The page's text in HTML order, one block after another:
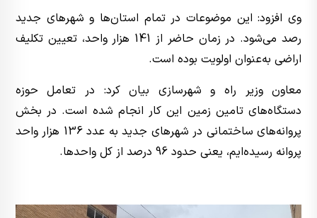
وی افزود: این موضوعات در تمام استان‌ها و شهرهای جدید
رصد می‌شود. در زمان حاضر از 141 هزار واحد، تعیین تکلیف
اراضی به‌عنوان اولویت بوده است.
معاون وزیر راه و شهرسازی بیان کرد: در تعامل حوزه
دستگاه‌های تامین زمین این کار انجام شده است. در بخش
پروانه‌های ساختمانی در شهرهای جدید به عدد 136 هزار واحد
پروانه رسیده‌ایم، یعنی حدود 96 درصد از کل واحدها.